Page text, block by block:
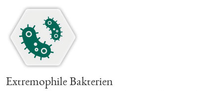
Extremophile Bakterien